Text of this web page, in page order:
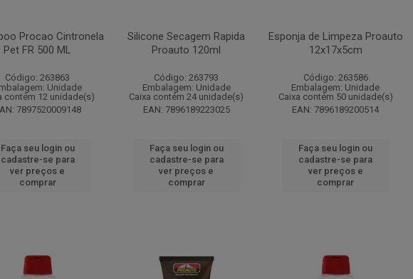
Procao Cintronela
Pet FR 500 ML
Código: 263863
Unidade
contém 12 unidade(s)
7897520009148
Faça seu login ou
cadastre-se para
ver preços e
comprar
Silicone Secagem Rapida
Proauto 120ml
Código: 263793
Embalagem: Unidade
Caixa contém 24 unidade(s)
EAN: 7896189223025
Faça seu login ou
cadastre-se para
ver preços e
comprar
Esponja de Limpeza Proauto
12x17x5cm
Código: 263586
Embalagem: Unidade
Caixa contém 50 unidade(s)
EAN: 7896189200514
Faça seu login ou
cadastre-se para
ver preços e
comprar